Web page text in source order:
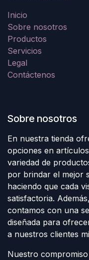
Inicio
Sobre nosotros
Productos
Servicios
Legal
Contáctenos
Sobre nosotros
En nuestra tienda
opciones en
variedad de
por brindar el mejor
haciendo que cada
satisfactoria.
contamos con una
diseñada para
a nuestros clientes
Nuestro